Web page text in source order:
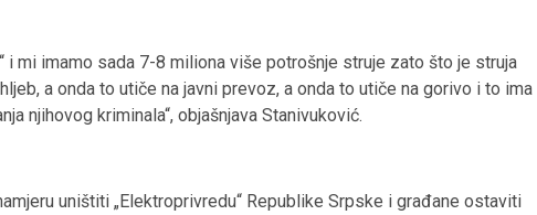
i mi imamo sada 7-8 miliona više potrošnje struje zato što je struja
a onda to utiče na javni prevoz, a onda to utiče na gorivo i to ima
njihovog kriminala“, objašnjava Stanivuković.
uništiti „Elektroprivredu“ Republike Srpske i građane ostaviti